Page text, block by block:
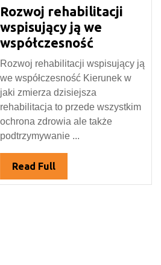
maja
2019
Rozwoj rehabilitacji
wspisujący ją we
współczesnośćRozwoj
rehabilitacji
wspisujący
ją
we
Rozwoj rehabilitacji wspisujący ją
we współczesność Kierunek w
jaki zmierza dzisiejsza
rehabilitacja to przede wszystkim
ochrona zdrowia ale także
podtrzymywanie ...
Read FullRead
Full